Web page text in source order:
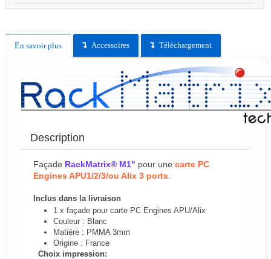
En savoir plus Accessoires Téléchargement
Description
Façade RackMatrix® M1" pour une carte PC
Engines APU1/2/3/ou Alix 3 ports
Inclus dans la livraison
1 x façade pour carte PC Engines APU/Alix
Couleur : Blanc
Matière : PMMA 3mm
Origine : France
Choix impression: